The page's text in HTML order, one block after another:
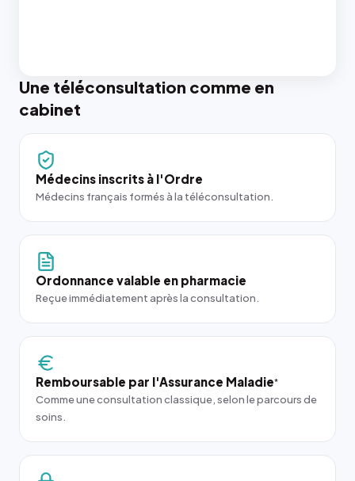
Une téléconsultation comme en
cabinet
Médecins inscrits à l'Ordre
Médecins français formés à la téléconsultation.
Ordonnance valable en pharmacie
Reçue immédiatement après la consultation.
Remboursable par l'Assurance Maladie*
Comme une consultation classique, selon le parcours de
soins.